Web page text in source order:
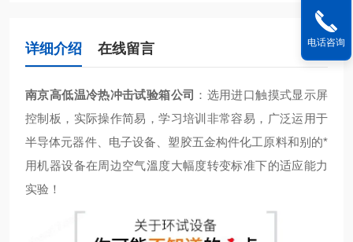
详细介绍 在线留言
南京高低温冷热冲击试验箱公司 ： 选用进口触摸式显示屏
控制板，实际操作简易，学习培训非常容易，广泛运用于
半导体元器件、电子设备、塑胶五金构件化工原料和别的*
用机器设备在周边空气溫度大幅度转变标准下的适应能力
实验！
电话咨询